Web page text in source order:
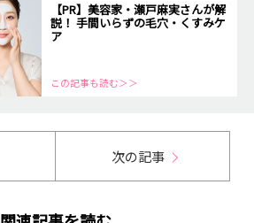
【PR】美容家・瀬戸麻実さんが解
説！ 手間いらずの毛穴・くすみケ
ア
この記事も読む＞＞
次の記事